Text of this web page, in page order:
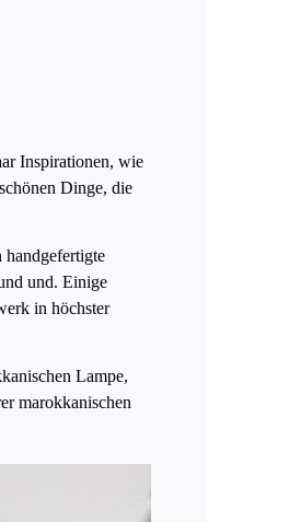
Inspirationen, wie
Dinge, die
und. Einige
in höchster
Lampe,
marokkanischen